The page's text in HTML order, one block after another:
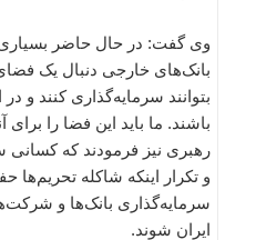
وی گفت: در حال حاضر
بانک‌های خارجی دنبال یک
بتوانند سرمایه‌گذاری کنند و
باشند. ما باید این فضا را برای
رهبری نیز فرمودند که
و تکرار اینکه شاکله تحریم‌ها
سرمایه‌گذاری بانک‌ها و
ایران شوند.